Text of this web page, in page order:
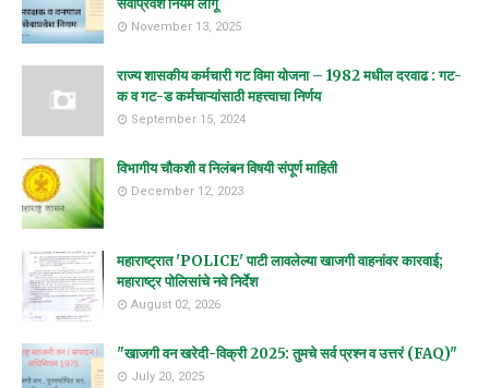
सेवाप्रवेश नियम लागू
November 13, 2025
राज्य शासकीय कर्मचारी गट विमा योजना – 1982 मधील दरवाढ : गट-
क व गट-ड कर्मचाऱ्यांसाठी महत्त्वाचा निर्णय
September 15, 2024
विभागीय चौकशी व निलंबन विषयी संपूर्ण माहिती
December 12, 2023
महाराष्ट्रात 'POLICE' पाटी लावलेल्या खाजगी वाहनांवर कारवाई;
महाराष्ट्र पोलिसांचे नवे निर्देश
August 02, 2026
"खाजगी वन खरेदी-विक्री 2025: तुमचे सर्व प्रश्न व उत्तरं (FAQ)"
July 20, 2025